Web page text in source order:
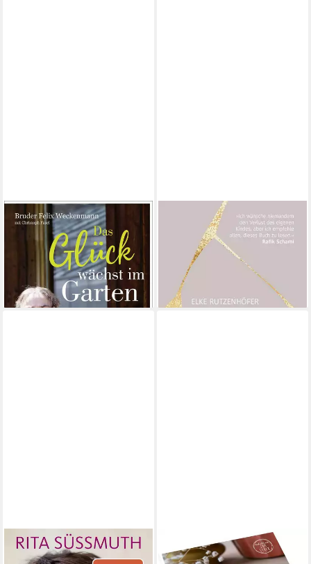
BENE
Das Glück wächst im Garten /
Bruder Felix Weckenmann,
Christoph Fasel
lieferbar - in 3-4 Werktagen bei dir
Adieu, Ella / Elke Rutzenhöfer
18,00 €
lieferbar - in 3-4 Werktagen bei dir
BENE
Überlasst die Welt nicht den
von Herzen - Postkartenbuch